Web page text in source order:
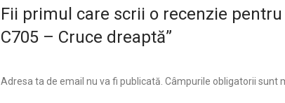
Fii primul care scrii o recenzie
C705 – Cruce dreaptă”
Adresa ta de email nu va fi publicată. Câmpurile obligatorii sunt